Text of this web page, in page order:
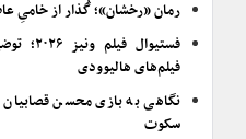
رمان «رخشان»؛ گُذار از خامیِ
فیلم‌های هالیوودی
نگاهی به بازی محسن
سکوت